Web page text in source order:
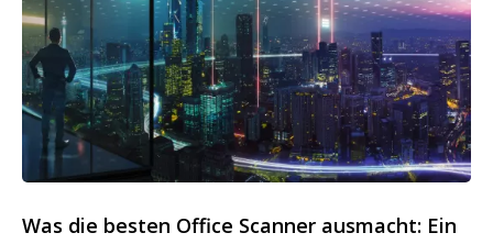
Was die besten Office Scanner ausmacht: Ein